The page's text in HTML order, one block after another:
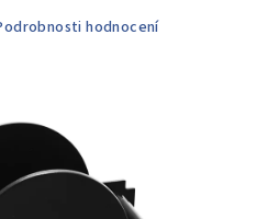
hodnocení